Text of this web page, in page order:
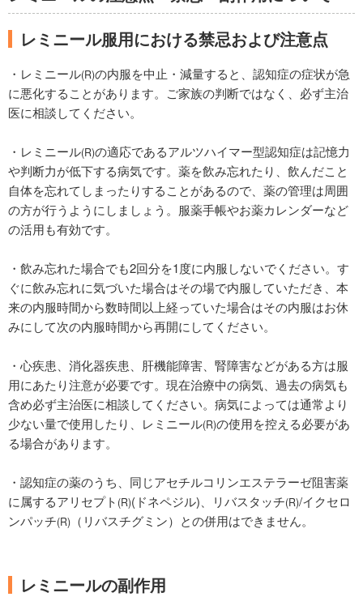
レミニール服用における禁忌および注意点
・レミニール(R)の内服を中止・減量すると、認知症の症状が急
に悪化することがあります。ご家族の判断ではなく、必ず主治
医に相談してください。
・レミニール(R)の適応であるアルツハイマー型認知症は記憶力
や判断力が低下する病気です。薬を飲み忘れたり、飲んだこと
自体を忘れてしまったりすることがあるので、薬の管理は周囲
の方が行うようにしましょう。服薬手帳やお薬カレンダーなど
の活用も有効です。
・飲み忘れた場合でも2回分を1度に内服しないでください。す
ぐに飲み忘れに気づいた場合はその場で内服していただき、本
来の内服時間から数時間以上経っていた場合はその内服はお休
みにして次の内服時間から再開にしてください。
・心疾患、消化器疾患、肝機能障害、腎障害などがある方は服
用にあたり注意が必要です。現在治療中の病気、過去の病気も
含め必ず主治医に相談してください。病気によっては通常より
少ない量で使用したり、レミニール(R)の使用を控える必要があ
る場合があります。
・認知症の薬のうち、同じアセチルコリンエステラーゼ阻害薬
に属するアリセプト (R)(ドネペジル)、リバスタッチ(R)/イクセロ
ンパッチ(R) （リバスチグミン）との併用はできません。
レミニールの副作用